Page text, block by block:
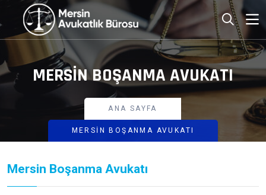
MERSIN BOŞANMA AVUKATI
ANA SAYFA
MERSIN BOŞANMA AVUKATI
Mersin Boşanma Avukatı